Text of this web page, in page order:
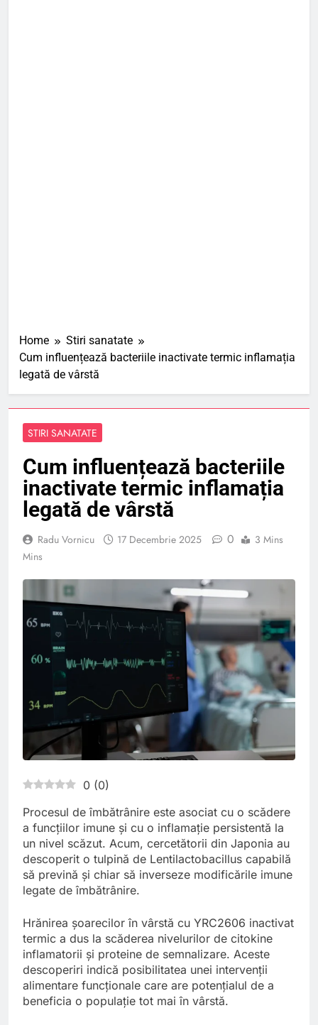
Home
Stiri sanatate
Cum influențează bacteriile inactivate termic inflamația
legată de vârstă
STIRI SANATATE
Cum influențează bacteriile
inactivate termic inflamația
legată de vârstă
Radu Vornicu 17 Decembrie 2025 0
3 Mins
Mins
0 (0)
Procesul de îmbătrânire este asociat cu o scădere
a funcțiilor imune și cu o inflamație persistentă la
un nivel scăzut. Acum, cercetătorii din Japonia au
descoperit o tulpină de Lentilactobacillus capabilă
să prevină și chiar să inverseze modificările imune
legate de îmbătrânire.
Hrănirea șoarecilor în vârstă cu YRC2606 inactivat
termic a dus la scăderea nivelurilor de citokine
inflamatorii și proteine de semnalizare. Aceste
descoperiri indică posibilitatea unei intervenții
alimentare funcționale care are potențialul de a
beneficia o populație tot mai în vârstă.